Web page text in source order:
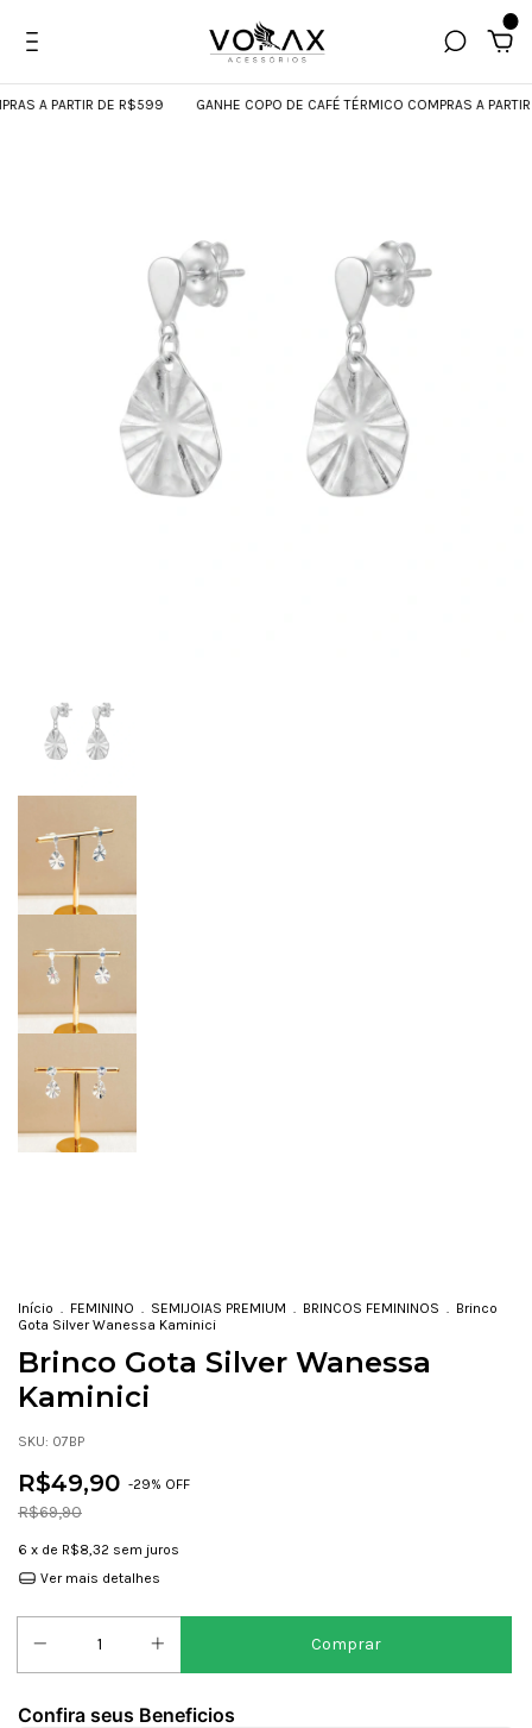
A PARTIR DE R$599 GANHE COPO DE CAFÉ TÉRMICO COMPRAS A PARTIR
Início . FEMININO . SEMIJOIAS PREMIUM . BRINCOS FEMININOS . Brinco
Gota Silver Wanessa Kaminici
Brinco Gota Silver Wanessa
Kaminici
SKU: 07BP
R$49,90 -29% OFF
R$69,90
6 x de R$8,32 sem juros
Ver mais detalhes
Confira seus Beneficios